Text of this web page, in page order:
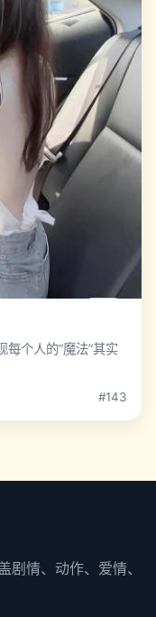
每个人的“魔法”其实
#143
情、动作、爱情、